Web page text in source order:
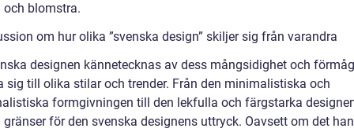
och blomstra.
om hur olika ”svenska design” skiljer sig från varandra
designen kännetecknas av dess mångsidighet och
sig till olika stilar och trender. Från den minimalistiska och
formgivningen till den lekfulla och färgstarka
gränser för den svenska designens uttryck. Oavsett om det